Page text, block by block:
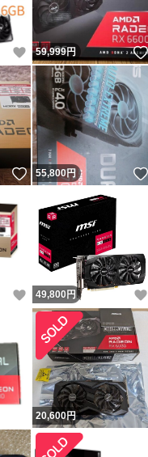
いいね！
59,999円
いいね！
55,800円
いいね！
49,800 円
20,600円